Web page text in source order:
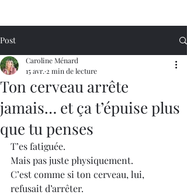
Post
Ton cerveau arrête
jamais… et ça t’épuise plus
que tu penses
Caroline Ménard
15 avr. 2 min de lecture
T’es fatiguée.
Mais pas juste physiquement.
C’est comme si ton cerveau, lui,
refusait d’arrêter.